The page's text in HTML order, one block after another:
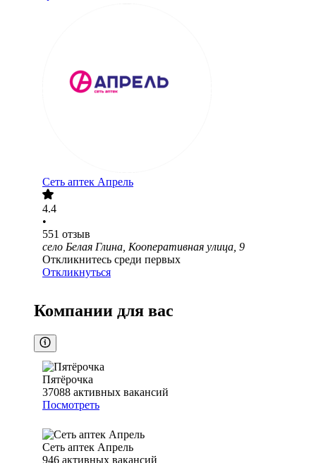
Сеть аптек Апрель
4.4
•
551 отзыв
село Белая Глина, Кооперативная улица, 9
Откликнитесь среди первых
Откликнуться
Компании для вас
Пятёрочка
37088 активных вакансий
Посмотреть
Сеть аптек Апрель
946 активных вакансий